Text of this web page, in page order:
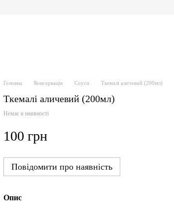
Головна Консервація Соуси Ткемалі аличевий (200мл)
Ткемалі аличевий (200мл)
Немає в наявності
100 грн
Повідомити про наявність
Опис